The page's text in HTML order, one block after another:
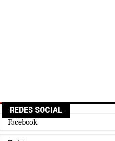
REDES SOCIAL
Facebook